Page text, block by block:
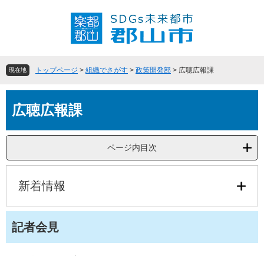
頭
す
飛
し
文
現在地 トップページ > 組織でさがす > 政策開発部 > 広聴広報課
広聴広報課
ページ内目次
新着情報
記者会見